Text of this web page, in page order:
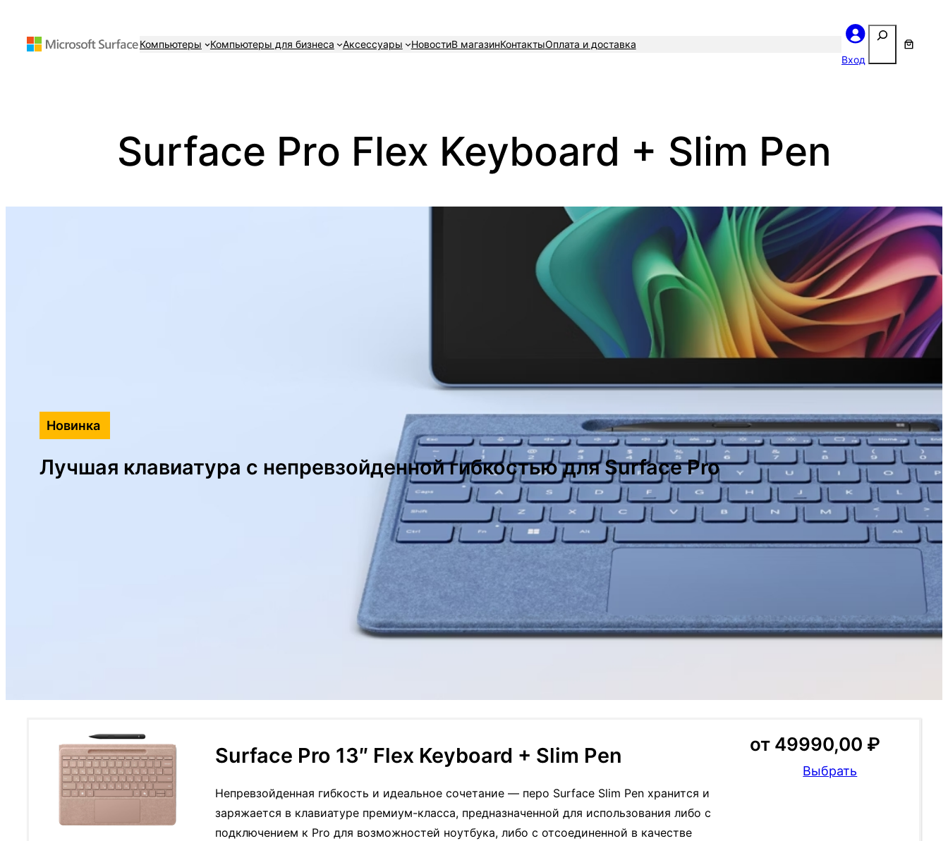
Компьютеры Компьютеры для бизнеса Аксессуары НовостиВ магазинКонтактыОплата и доставка
Вход
Поиск
Surface Pro Flex Keyboard + Slim Pen
Новинка
Лучшая клавиатура с непревзойденной гибкостью для Surface Pro
Surface Pro 13″ Flex Keyboard + Slim Pen
Непревзойденная гибкость и идеальное сочетание — перо Surface Slim Pen хранится и
заряжается в клавиатуре премиум-класса, предназначенной для использования либо с
подключением к Pro для возможностей ноутбука, либо с отсоединенной в качестве
от 49990,00 ₽
Выбрать